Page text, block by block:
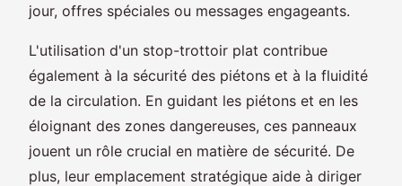
jour, offres spéciales ou messages engageants.
L'utilisation d'un stop-trottoir plat contribue
également à la sécurité des piétons et à la fluidité
de la circulation. En guidant les piétons et en les
éloignant des zones dangereuses, ces panneaux
jouent un rôle crucial en matière de sécurité. De
plus, leur emplacement stratégique aide à diriger